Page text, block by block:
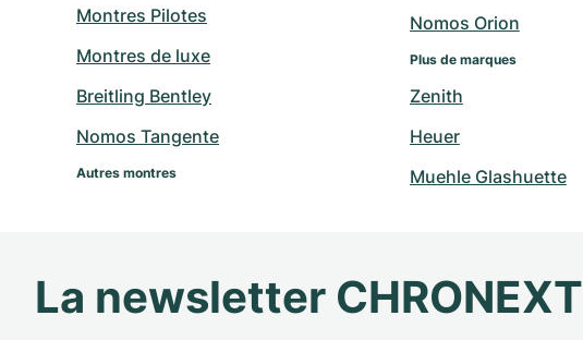
Montres Pilotes
Montres de luxe
Breitling Bentley
Nomos Tangente
Autres montres
Nomos Orion
Plus de marques
Zenith
Heuer
Muehle Glashuette
La newsletter CHRONEXT